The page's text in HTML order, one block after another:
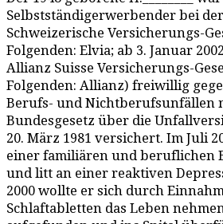
Selbstständigerwerbender bei
Schweizerische Versicherungs-
Folgenden: Elvia; ab 3. Januar
Allianz Suisse Versicherungs-
Folgenden: Allianz) freiwillig
Berufs- und Nichtberufsunfällen
Bundesgesetz über die
20. März 1981 versichert. Im Juli
einer familiären und beruflichen
und litt an einer reaktiven
2000 wollte er sich durch
Schlaftabletten das Leben